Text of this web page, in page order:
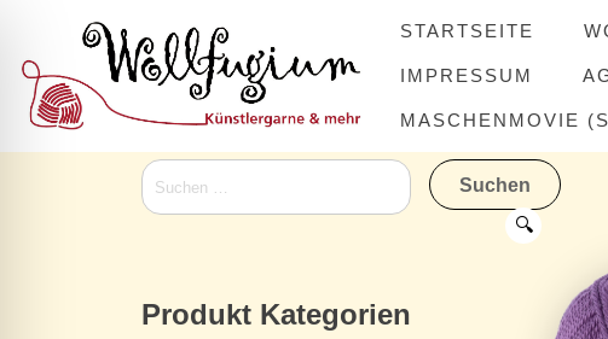
content
STARTSEITE
IMPRESSUM
MASCHENMOVIE
🔍
Suchen
nach:
Produkt Kategorien